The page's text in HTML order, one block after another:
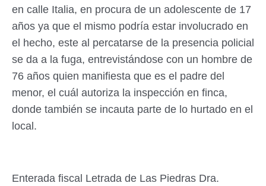
en calle Italia, en procura de un adolescente de 17
años ya que el mismo podría estar involucrado en
el hecho, este al percatarse de la presencia policial
se da a la fuga, entrevistándose con un hombre de
76 años quien manifiesta que es el padre del
menor, el cuál autoriza la inspección en finca,
donde también se incauta parte de lo hurtado en el
local.
Enterada fiscal Letrada de Las Piedras Dra.